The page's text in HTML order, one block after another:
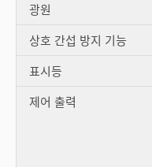
광원
상호 간섭 방지 기능
표시등
제어 출력